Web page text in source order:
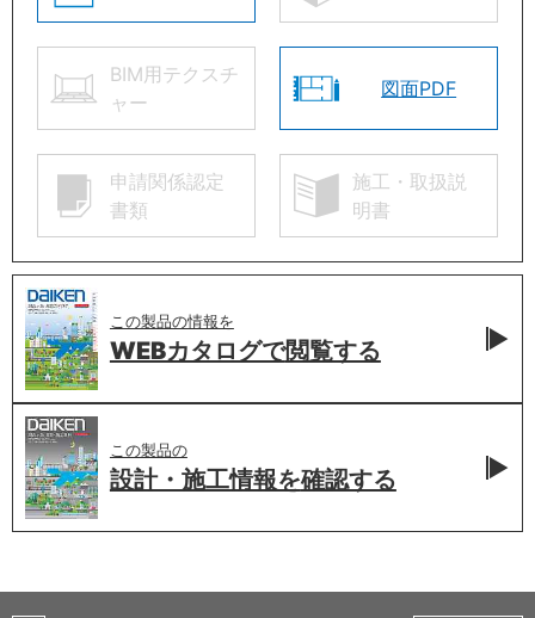
BIM用テクスチ
ャー
図面PDF
申請関係認定
書類
施工・取扱説
明書
この製品の情報を
WEBカタログで閲覧する
この製品の
設計・施工情報を確認する